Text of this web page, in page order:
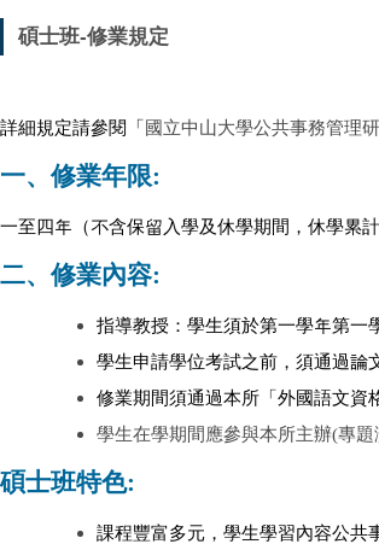
碩士班-修業規定
詳細規定請參閱「 國立中山大學公共事務管理
一、修業年限:
一至四年（不含保留入學及休學期間，休學累
二、修業內容:
指導教授：學生須於第一學年第一
學生申請學位考試之前，須通過論
修業期間須通過本所「外國語文資
學生在學期間應參與本所主辦(專
碩士班特色:
課程豐富多元，學生學習內容公共